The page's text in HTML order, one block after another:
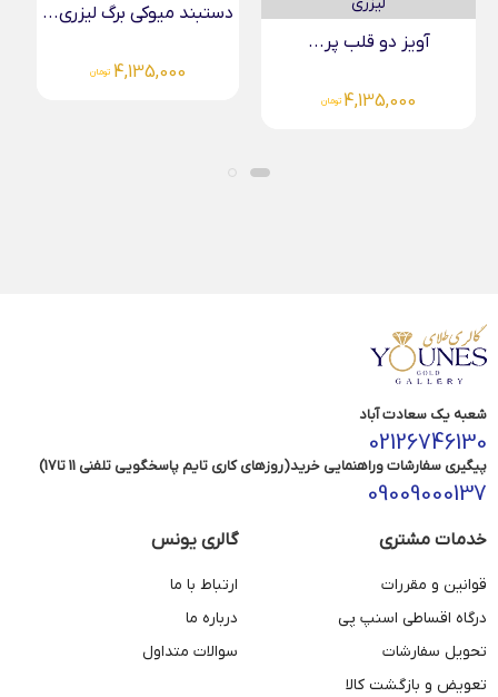
دستبند میوکی برگ لیزری... گردنبند روباه طلا
44,646,000 تومان
شعبه یک سعادت آباد
02126746130
پیگیری سفارشات وراهنمایی خرید(روزهای کاری تایم پاسخگویی تلفنی 11 تا17)
09009000137
خدمات مشتری
قوانین و مقررات
درگاه اقساطی اسنپ پی
تحویل سفارشات
تعویض و بازگشت کالا
گالری یونس
ارتباط با ما
درباره ما
سوالات متداول